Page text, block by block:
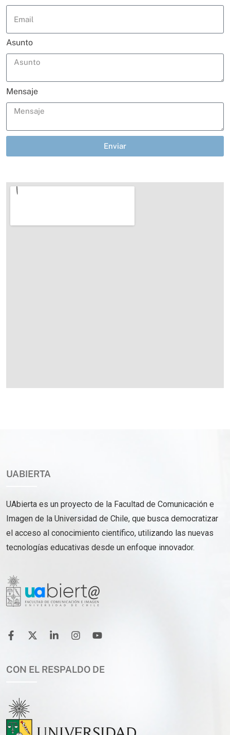
Asunto
Mensaje
Enviar
UABIERTA
UAbierta es un proyecto de la Facultad de Comunicación e
Imagen de la Universidad de Chile, que busca democratizar
el acceso al conocimiento científico, utilizando las nuevas
tecnologías educativas desde un enfoque innovador.
CON EL RESPALDO DE